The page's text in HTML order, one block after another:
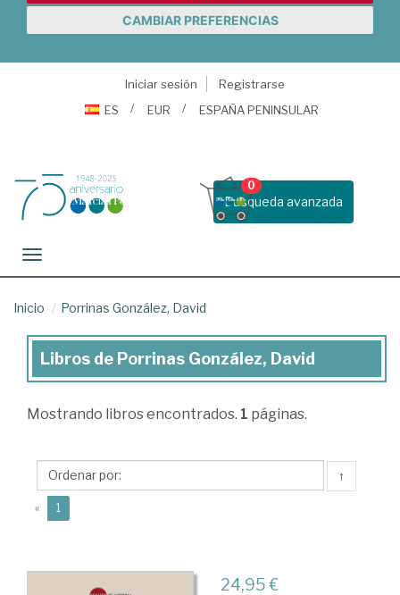
CAMBIAR PREFERENCIAS
Iniciar sesión
Registrarse
ES
EUR ESPAÑA PENINSULAR
Busqueda avanzada
0
Toggle navigation
Inicio Porrinas González, David
Libros
Porrinas
David
Libros de Porrinas González, David
Mostrando libros encontrados. 1 páginas.
↑
« 1
24,95 €